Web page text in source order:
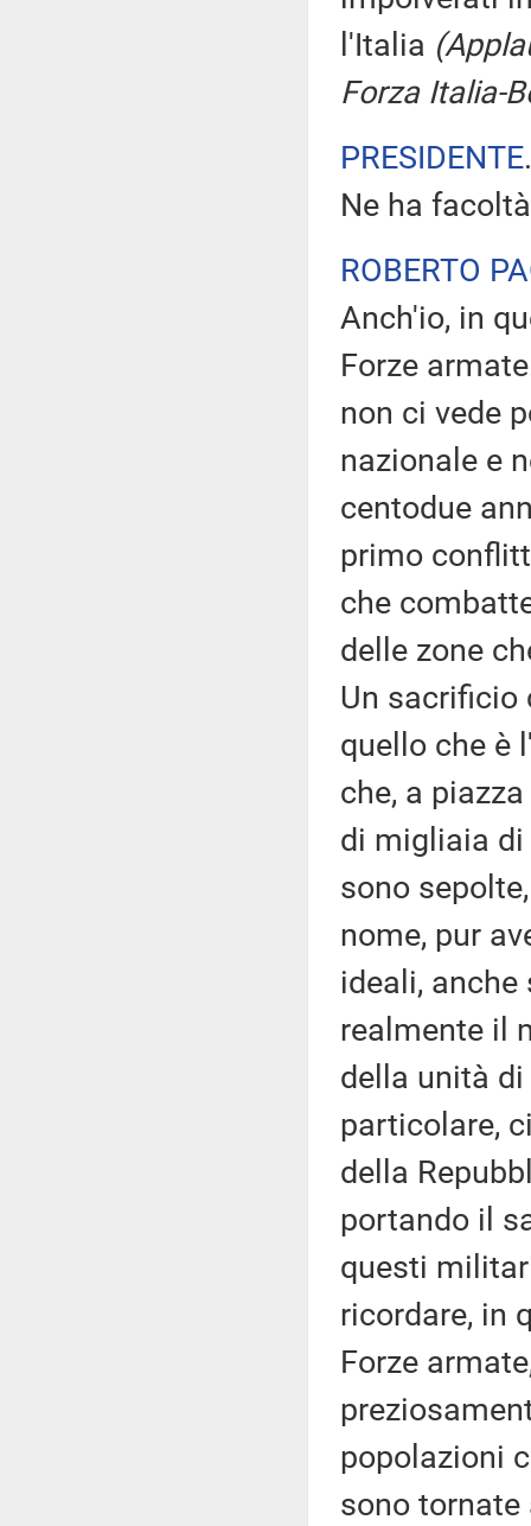
l'Italia
Forza Italia-
PRESIDENTE
Ne ha
ROBERTO
Anch'io, in
Forze
non ci vede
nazionale e
centodue
primo
che
delle zone
Un sacrificio
quello che è
che, a
di migliaia di
sono
nome, pur
ideali, anche
realmente il
della unità
particolare,
della
portando il
questi
ricordare, in
Forze
popolazioni
sono tornate